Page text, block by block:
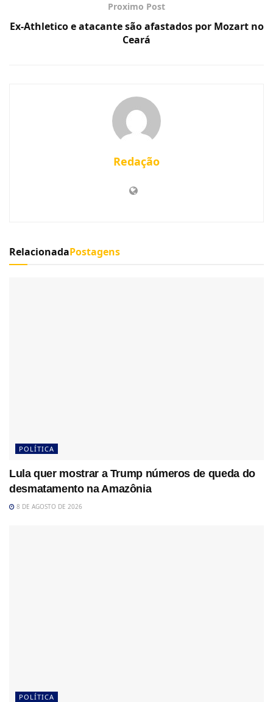
Proximo Post
Ex-Athletico e atacante são afastados por Mozart no
Ceará
Redação
RelacionadaPostagens
POLÍTICA
Lula quer mostrar a Trump números de queda do
desmatamento na Amazônia
8 DE AGOSTO DE 2026
POLÍTICA